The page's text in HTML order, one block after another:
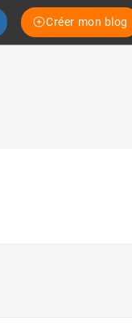
Créer mon blog